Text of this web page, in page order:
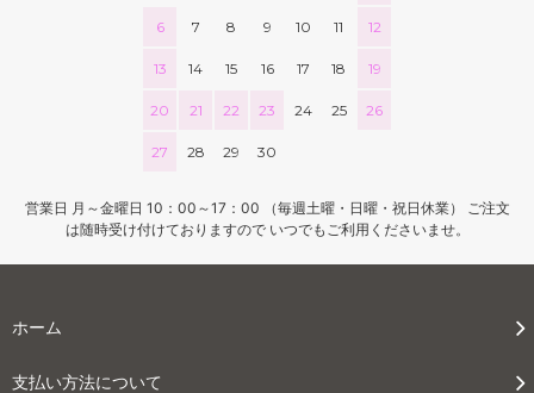
6 7 8 9 10 11 12
13 14 15 16 17 18 19
20 21 22 23 24 25 26
27 28 29 30
営業日 月～金曜日 10：00～17：00 （毎週土曜・日曜・祝日休業） ご注文
は随時受け付けておりますので いつでもご利用くださいませ。
ホーム
支払い方法について